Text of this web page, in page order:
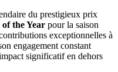
du prestigieux prix
the Year pour la saison
exceptionnelles à
engagement constant
significatif en dehors